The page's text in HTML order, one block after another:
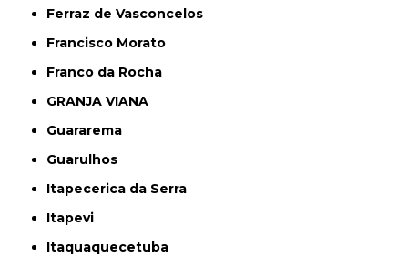
Ferraz de Vasconcelos
Francisco Morato
Franco da Rocha
GRANJA VIANA
Guararema
Guarulhos
Itapecerica da Serra
Itapevi
Itaquaquecetuba